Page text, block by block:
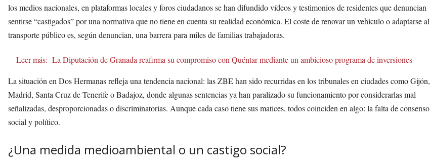
los medios nacionales, en plataformas locales y foros ciudadanos se han difundido vídeos y testimonios de residentes que denuncian
sentirse “castigados” por una normativa que no tiene en cuenta su realidad económica. El coste de renovar un vehículo o adaptarse al
transporte público es, según denuncian, una barrera para miles de familias trabajadoras.
Leer más: La Diputación de Granada reafirma su compromiso con Quéntar mediante un ambicioso programa de inversiones
La situación en Dos Hermanas refleja una tendencia nacional: las ZBE han sido recurridas en los tribunales en ciudades como Gijón,
Madrid, Santa Cruz de Tenerife o Badajoz, donde algunas sentencias ya han paralizado su funcionamiento por considerarlas mal
señalizadas, desproporcionadas o discriminatorias. Aunque cada caso tiene sus matices, todos coinciden en algo: la falta de consenso
social y político.
¿Una medida medioambiental o un castigo social?